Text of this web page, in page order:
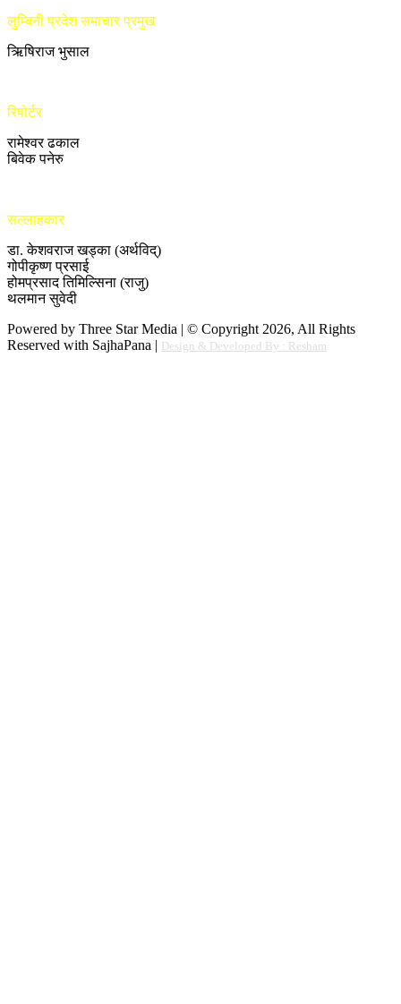
लुम्बिनी प्रदेश समाचार प्रमुख
ऋिषिराज भुसाल
रिपोर्टर
रामेश्वर ढकाल
बिवेक पनेरु
सल्लाहकार
डा. केशवराज खड्का (अर्थविद्)
गोपीकृष्ण प्रसाई
होमप्रसाद तिमिल्सिना (राजु)
थलमान सुवेदी
Powered by Three Star Media | © Copyright 2026, All Rights
Reserved with SajhaPana | Design & Developed By : Resham